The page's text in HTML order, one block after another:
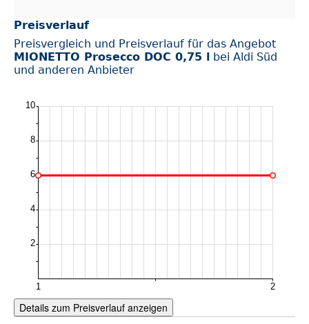
Preisverlauf
Preisvergleich und Preisverlauf für das Angebot
MIONETTO Prosecco DOC 0,75 l bei Aldi Süd
und anderen Anbieter
Details zum Preisverlauf anzeigen